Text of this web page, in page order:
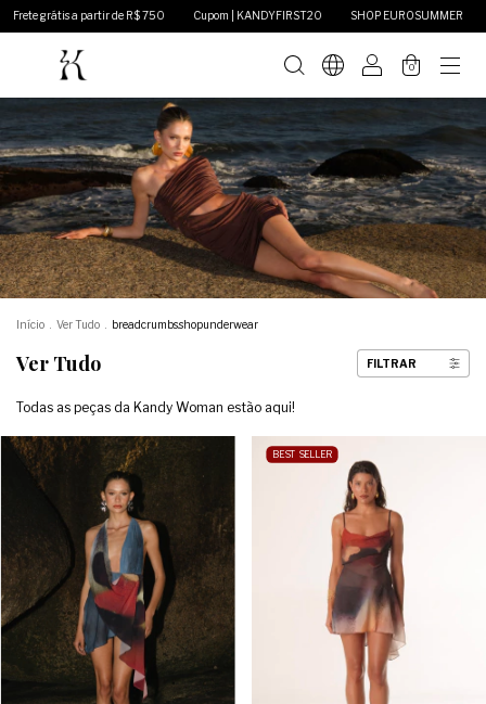
SHOP EUROSUMMER Frete grátis a partir de R$ 750 Cupom |
0
Início Ver Tudo breadcrumbs.shopunderwear
Ver Tudo FILTRAR
Todas as peças da Kandy Woman estão aqui!
BEST SELLER